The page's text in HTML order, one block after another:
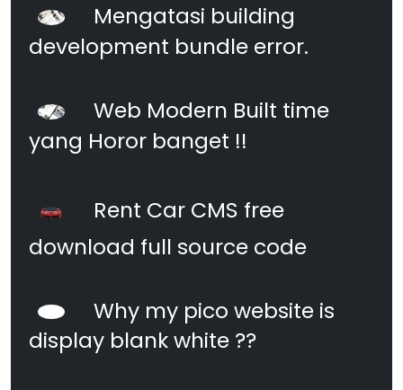
Mengatasi building
development bundle error.
Web Modern Built time
yang Horor banget !!
Rent Car CMS free
download full source code
Why my pico website is
display blank white ??